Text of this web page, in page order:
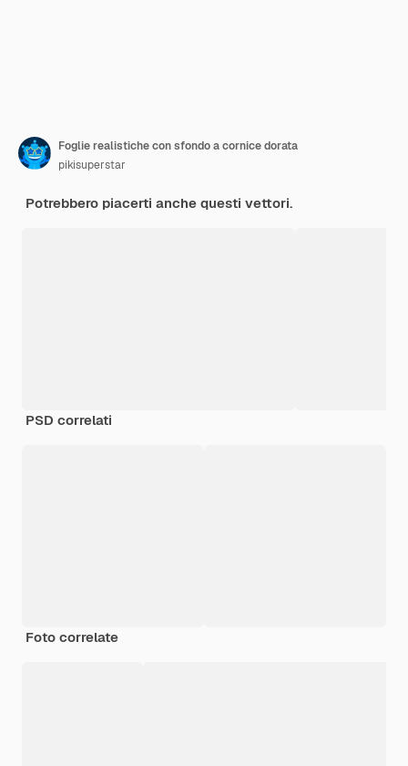
Foglie realistiche con sfondo a cornice dorata
pikisuperstar
Potrebbero piacerti anche questi vettori.
PSD correlati
Foto correlate